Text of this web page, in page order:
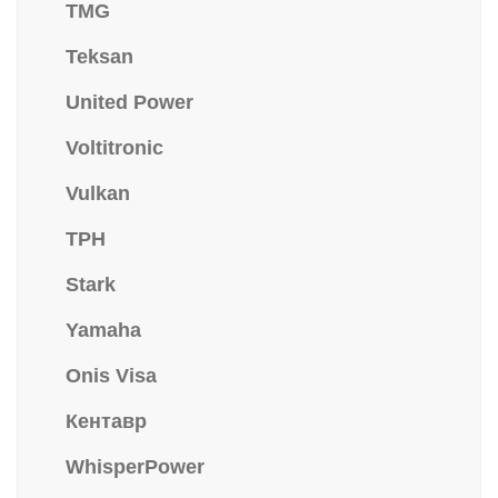
TMG
Teksan
United Power
Voltitronic
Vulkan
TPH
Stark
Yamaha
Onis Visa
Кентавр
WhisperPower